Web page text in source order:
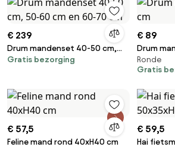
€ 239
Drum mandenset 40-50 cm,
50-60 cm en 60-70 cm
Gratis bezorging
€ 89
Drum
Ronde
Gratis
€ 57,5
Feline mand rond 40xH40 cm
€ 59,5
Hai